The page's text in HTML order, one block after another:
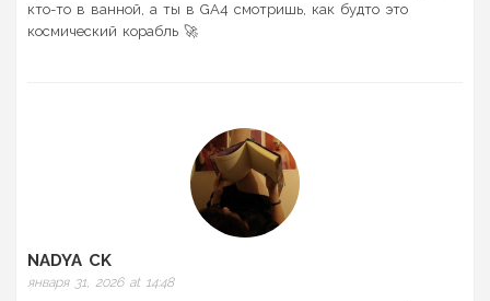
кто-то в ванной, а ты в GA4 смотришь, как будто это
космический корабль 🚀
NADYA CK
января 31, 2026 at 14:48